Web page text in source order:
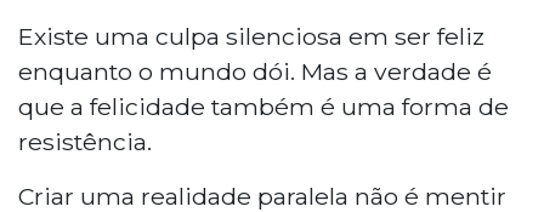
Existe uma culpa silenciosa em ser feliz
enquanto o mundo dói. Mas a verdade é
que a felicidade também é uma forma de
resistência.
Criar uma realidade paralela não é mentir